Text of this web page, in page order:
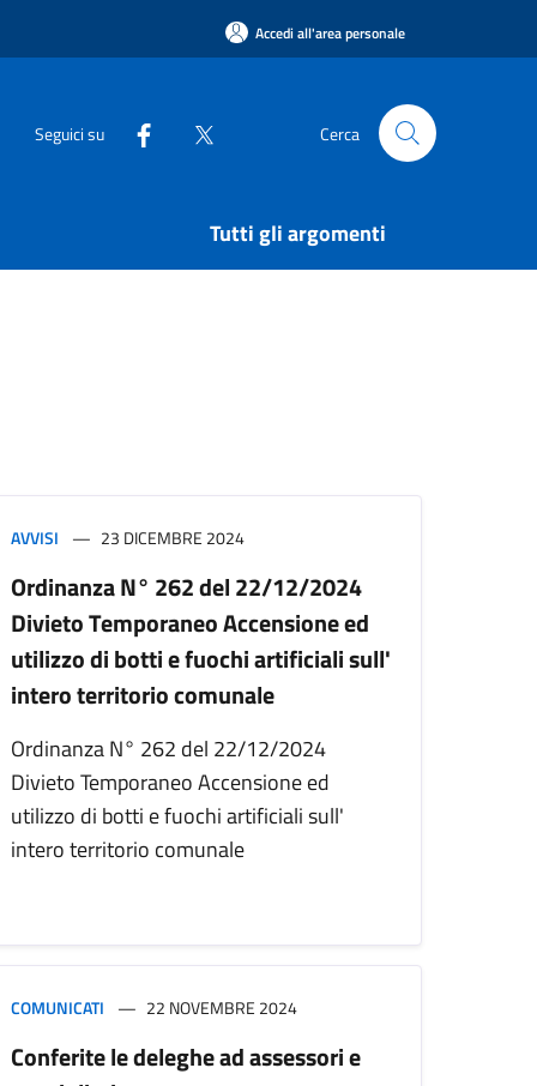
Accedi all'area personale
Seguici su Cerca
Tutti gli argomenti
AVVISI 23 DICEMBRE 2024
Ordinanza N° 262 del 22/12/2024
Divieto Temporaneo Accensione ed
utilizzo di botti e fuochi artificiali sull'
intero territorio comunale
Ordinanza N° 262 del 22/12/2024
Divieto Temporaneo Accensione ed
utilizzo di botti e fuochi artificiali sull'
intero territorio comunale
COMUNICATI 22 NOVEMBRE 2024
Conferite le deleghe ad assessori e